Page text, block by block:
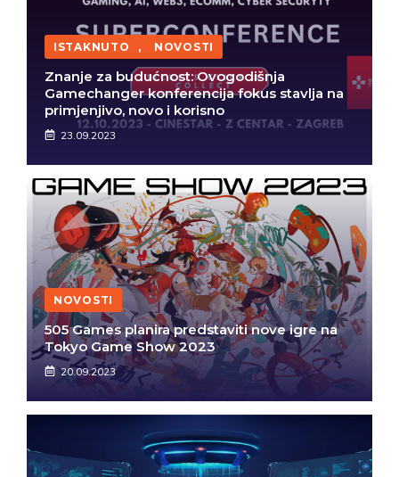
ISTAKNUTO , NOVOSTI
Znanje za budućnost: Ovogodišnja
Gamechanger konferencija fokus stavlja na
primjenjivo, novo i korisno
23.09.2023
NOVOSTI
505 Games planira predstaviti nove igre na
Tokyo Game Show 2023
20.09.2023